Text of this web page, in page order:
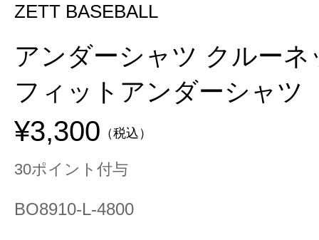
ZETT BASEBALL
アンダーシャツ クルー
フィットアンダーシャツ
¥3,300 （税込）
30ポイント付与
BO8910-L-4800